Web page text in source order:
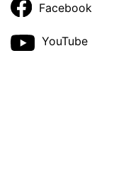
Facebook
YouTube